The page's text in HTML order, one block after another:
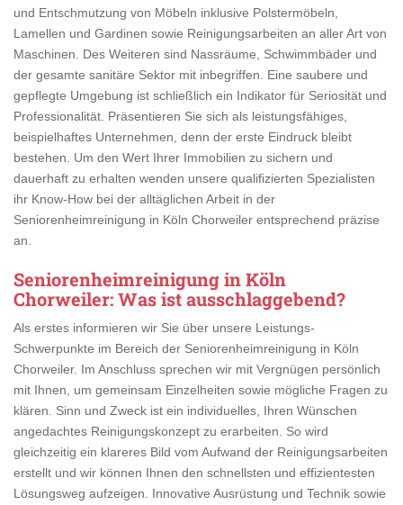
und Entschmutzung von Möbeln inklusive Polstermöbeln,
Lamellen und Gardinen sowie Reinigungsarbeiten an aller Art von
Maschinen. Des Weiteren sind Nassräume, Schwimmbäder und
der gesamte sanitäre Sektor mit inbegriffen. Eine saubere und
gepflegte Umgebung ist schließlich ein Indikator für Seriosität und
Professionalität. Präsentieren Sie sich als leistungsfähiges,
beispielhaftes Unternehmen, denn der erste Eindruck bleibt
bestehen. Um den Wert Ihrer Immobilien zu sichern und
dauerhaft zu erhalten wenden unsere qualifizierten Spezialisten
ihr Know-How bei der alltäglichen Arbeit in der
Seniorenheimreinigung in Köln Chorweiler entsprechend präzise
an.
Seniorenheimreinigung in Köln
Chorweiler: Was ist ausschlaggebend?
Als erstes informieren wir Sie über unsere Leistungs-
Schwerpunkte im Bereich der Seniorenheimreinigung in Köln
Chorweiler. Im Anschluss sprechen wir mit Vergnügen persönlich
mit Ihnen, um gemeinsam Einzelheiten sowie mögliche Fragen zu
klären. Sinn und Zweck ist ein individuelles, Ihren Wünschen
angedachtes Reinigungskonzept zu erarbeiten. So wird
gleichzeitig ein klareres Bild vom Aufwand der Reinigungsarbeiten
erstellt und wir können Ihnen den schnellsten und effizientesten
Lösungsweg aufzeigen. Innovative Ausrüstung und Technik sowie